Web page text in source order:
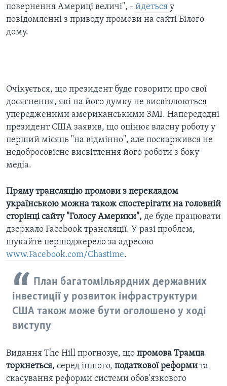
повернення Америці величі", - йдеться у
повідомленні з приводу промови на сайті Білого
дому.
Очікується, що президент буде говорити про свої
досягнення, які на його думку не висвітлюються
упередженими американськими ЗМІ. Напередодні
президент США заявив, що оцінює власну роботу у
перший місяць "на відмінно", але поскаржився не
недобросовісне висвітлення його роботи з боку
медіа.
Пряму трансляцію промови з перекладом
українською можна також спостерігати на головній
сторінці сайту "Голосу Америки", де буде працювати
дзеркало Facebook трансляції. У разі проблем,
шукайте першоджерело за адресою
www.Facebook.com/Chastime.
План багатомільярдних державних
інвестиції у розвиток інфраструктури
США також може бути оголошено у ході
виступу
Видання The Hill прогнозує, що промова Трампа
торкнеться, серед іншого, податкової реформи та
скасування реформи системи обов'язкового